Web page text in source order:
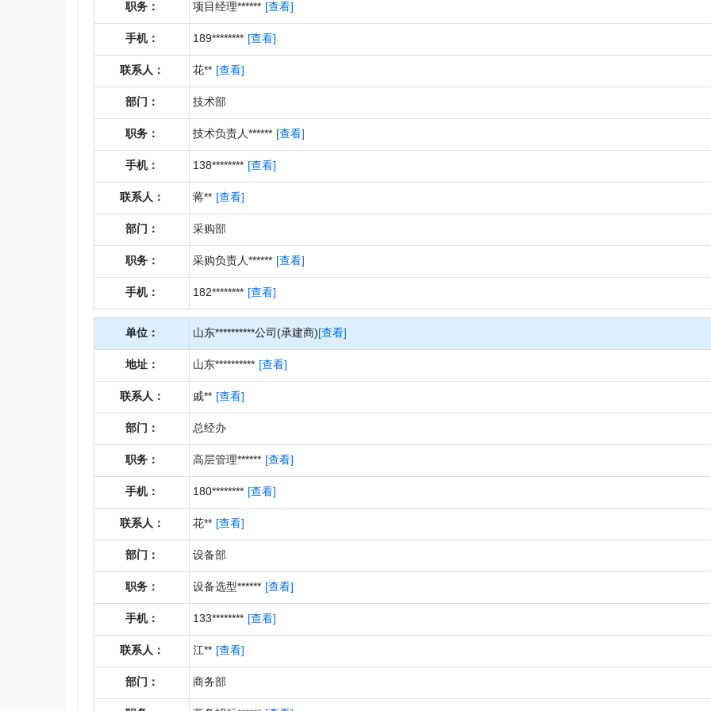
职务： 项目经理****** [查看]
手机： 189******** [查看]
联系人： 花** [查看]
部门： 技术部
职务： 技术负责人****** [查看]
手机： 138******** [查看]
联系人： 蒋** [查看]
部门： 采购部
职务： 采购负责人****** [查看]
手机： 182******** [查看]
单位： 山东**********公司(承建商)[查看]
地址： 山东********** [查看]
联系人： 戚** [查看]
部门： 总经办
职务： 高层管理****** [查看]
手机： 180******** [查看]
联系人： 花** [查看]
部门： 设备部
职务： 设备选型****** [查看]
手机： 133******** [查看]
联系人： 江** [查看]
部门： 商务部